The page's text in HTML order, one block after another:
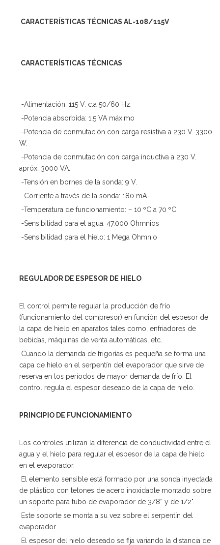
CARACTERÍSTICAS TÉCNICAS AL-108/115V
CARACTERÍSTICAS TÉCNICAS
-Alimentación: 115 V. c.a 50/60 Hz.
-Potencia absorbida: 1,5 VA máximo
-Potencia de conmutación con carga resistiva a 230 V. 3300
W.
-Potencia de conmutación con carga inductiva a 230 V.
apróx. 3000 VA.
-Tensión en bornes de la sonda: 9 V.
-Corriente a través de la sonda: 180 mA.
-Temperatura de funcionamiento: – 10 ºC a 70 ºC
-Sensibilidad para el agua: 47.000 Ohmnios
-Sensibilidad para el hielo: 1 Mega Ohmnio
REGULADOR DE ESPESOR DE HIELO
El control permite regular la producción de frío
(funcionamiento del compresor) en función del espesor de
la capa de hielo en aparatos tales como, enfriadores de
bebidas, máquinas de venta automáticas, etc.
Cuando la demanda de frigorías es pequeña se forma una
capa de hielo en el serpentín del evaporador que sirve de
reserva en los períodos de mayor demanda de frío. El
control regula el espesor deseado de la capa de hielo.
PRINCIPIO DE FUNCIONAMIENTO
Los controles utilizan la diferencia de conductividad entre el
agua y el hielo para regular el espesor de la capa de hielo
en el evaporador.
El elemento sensible está formado por una sonda inyectada
de plástico con tetones de acero inoxidable montado sobre
un soporte para tubo de evaporador de 3/8” y de 1/2".
Este soporte se monta a su vez sobre el serpentín del
evaporador.
El espesor del hielo deseado se fija variando la distancia de